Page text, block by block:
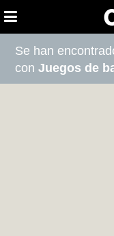
Se han
conJuegos de